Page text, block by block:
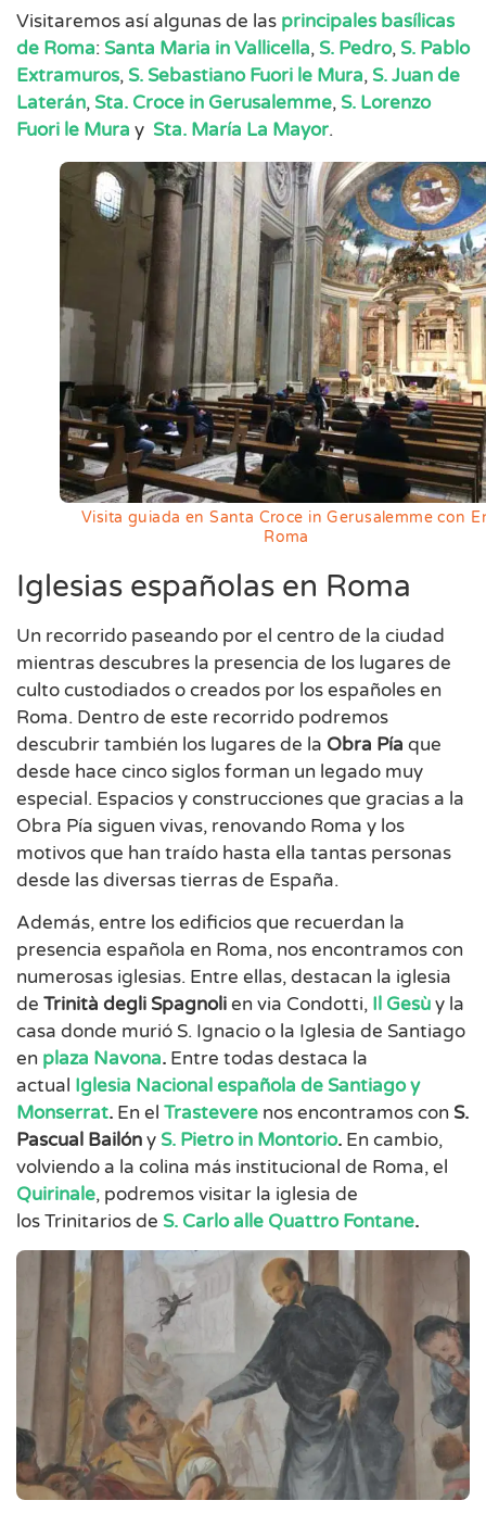
Visitaremos así algunas de las principales basílicas
de Roma: Santa Maria in Vallicella, S. Pedro, S. Pablo
Extramuros, S. Sebastiano Fuori le Mura, S. Juan de
Laterán, Sta. Croce in Gerusalemme, S. Lorenzo
Fuori le Mura y Sta. María La Mayor.
Visita guiada en Santa Croce in Gerusalemme con
Roma
Iglesias españolas en Roma
Un recorrido paseando por el centro de la ciudad
mientras descubres la presencia de los lugares de
culto custodiados o creados por los españoles en
Roma. Dentro de este recorrido podremos
descubrir también los lugares de la Obra Pía que
desde hace cinco siglos forman un legado muy
especial. Espacios y construcciones que gracias a la
Obra Pía siguen vivas, renovando Roma y los
motivos que han traído hasta ella tantas personas
desde las diversas tierras de España.
Además, entre los edificios que recuerdan la
presencia española en Roma, nos encontramos con
numerosas iglesias. Entre ellas, destacan la iglesia
de Trinità degli Spagnolien via Condotti, Il Gesùy la
casa donde murió S. Ignacio o la Iglesia de Santiago
en plaza Navona. Entre todas destaca la
actual Iglesia Nacional española de Santiago y
Monserrat. En el Trastevere nos encontramos con S.
Pascual Bailóny S. Pietro in Montorio. En cambio,
volviendo a la colina más institucional de Roma, el
Quirinale, podremos visitar la iglesia de
los Trinitarios de S. Carlo alle Quattro Fontane.